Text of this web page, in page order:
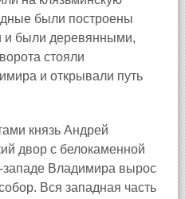
были построены
и были деревянными,
стояли
и открывали путь
князь Андрей
двор с белокаменной
Владимира вырос
Вся западная часть